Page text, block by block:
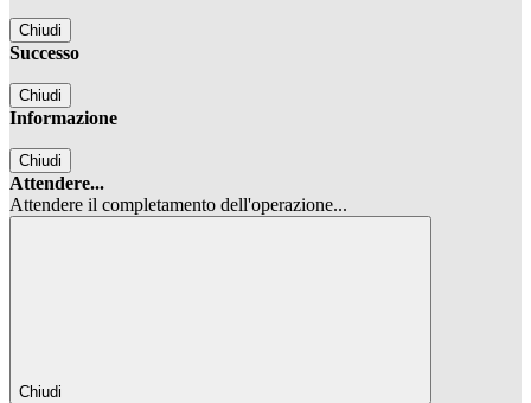
Chiudi
Successo
Chiudi
Informazione
Chiudi
Attendere...
Attendere il completamento dell'operazione...
Chiudi